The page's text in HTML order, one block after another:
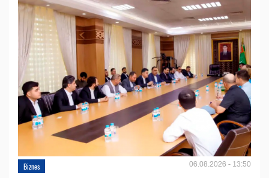
Biznes 06.08.2026 - 13:50